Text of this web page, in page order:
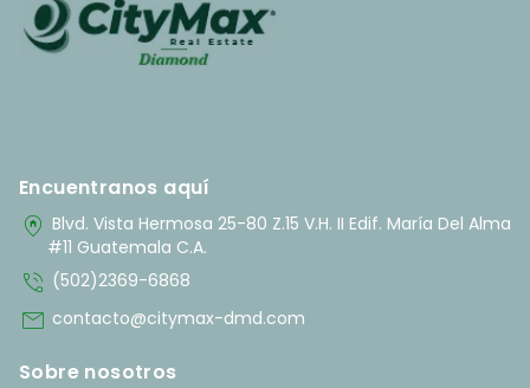
Encuentranos aquí
home_pin Blvd. Vista Hermosa 25-80 Z.15 V.H. II Edif. María Del Alma
#11 Guatemala C.A.
phone_in_talk (502)2369-6868
mail contacto@citymax-dmd.com
Sobre nosotros